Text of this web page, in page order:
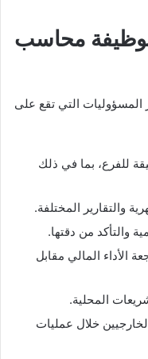
لوظيفة محاسب
التي تقع على
للفرع، بما في ذلك
والتقارير المختلفة.
والتأكد من دقتها.
الأداء المالي مقابل
المحلية.
خلال عمليات